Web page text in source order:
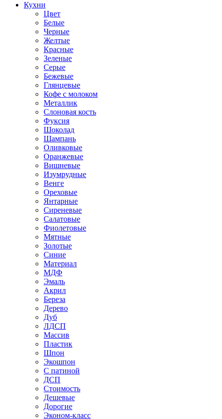
Кухни
Цвет
Белые
Черные
Желтые
Красные
Зеленые
Серые
Бежевые
Глянцевые
Кофе с молоком
Металлик
Слоновая кость
Фуксия
Шоколад
Шампань
Оливковые
Оранжевые
Вишневые
Изумрудные
Венге
Ореховые
Янтарные
Сиреневые
Салатовые
Фиолетовые
Мятные
Золотые
Синие
Материал
МДФ
Эмаль
Акрил
Береза
Дерево
Дуб
ЛДСП
Массив
Пластик
Шпон
Экошпон
С патиной
ДСП
Стоимость
Дешевые
Дорогие
Эконом-класс